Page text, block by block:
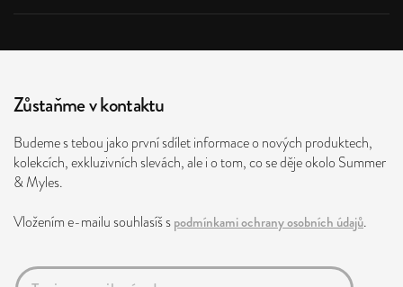
Zůstaňme v kontaktu
Budeme s tebou jako první sdílet informace o nových produktech,
kolekcích, exkluzivních slevách, ale i o tom, co se děje okolo Summer
& Myles.
Vložením e-mailu souhlasíš spodmínkami ochrany osobních údajů.